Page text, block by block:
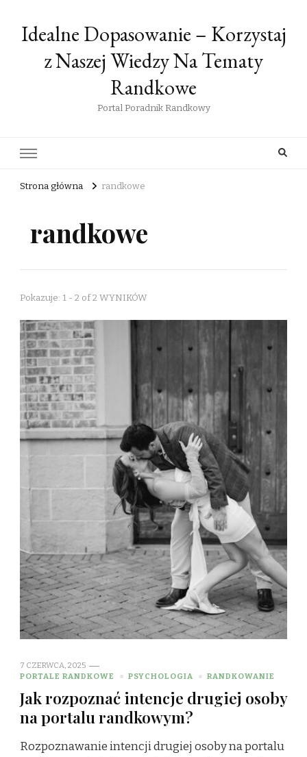
Idealne Dopasowanie – Korzystaj
z Naszej Wiedzy Na Tematy
Randkowe
Portal Poradnik Randkowy
Strona główna randkowe
randkowe
Pokazuje: 1 - 2 of 2 WYNIKÓW
7 CZERWCA, 2025
PORTALE RANDKOWE
PSYCHOLOGIA RANDKOWANIE
Jak rozpoznać intencje drugiej osoby
na portalu randkowym?
Rozpoznawanie intencji drugiej osoby na portalu